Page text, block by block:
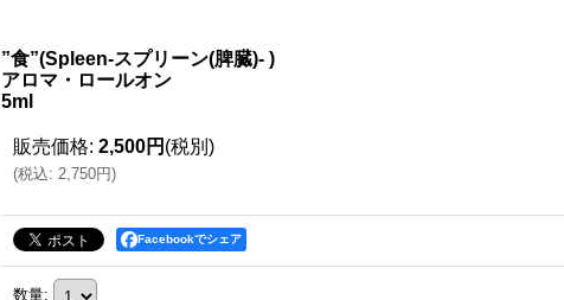
”食”(Spleen-スプリーン(脾臓)- )
アロマ・ロールオン
5ml
販売価格: 2,500円 (税別)
(税込: 2,750円)
Facebookでシェア
数量: